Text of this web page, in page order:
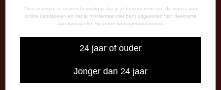
Door je keuze te maken bevestig je dat je je bewust bent van de risico's van
online kansspelen en dat je momenteel niet bent uitgesloten van deelname
aan kansspelen bij online kansspelaanbieders.
24 jaar of ouder
Jonger dan 24 jaar
13:00 - 17:00 uur
Vrijdag
Op thuiswedstrijddagen bereikbaar vanaf 13:00 - 20:00 uur
CORRESPONDENTIE-ADRES